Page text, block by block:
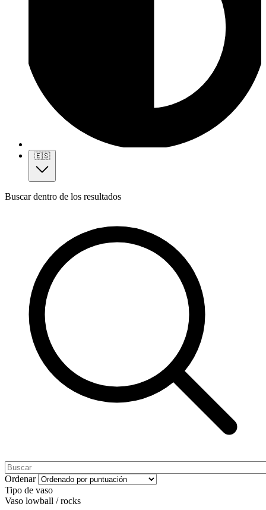
🇪🇸
Buscar dentro de los resultados
Ordenar
Tipo de vaso
Vaso lowball / rocks